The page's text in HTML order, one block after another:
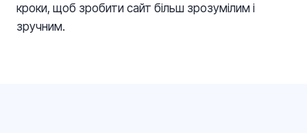
кроки, щоб зробити сайт більш зрозумілим і
зручним.